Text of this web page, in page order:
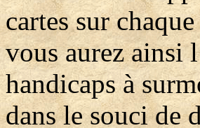
cartes sur
vous aurez ainsi
handicaps à
dans le souci de